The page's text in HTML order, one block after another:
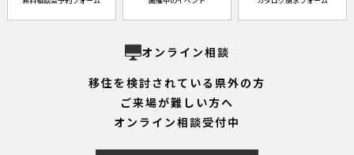
オンライン相談
移住を検討されている県外の方
ご来場が難しい方へ
オンライン相談受付中